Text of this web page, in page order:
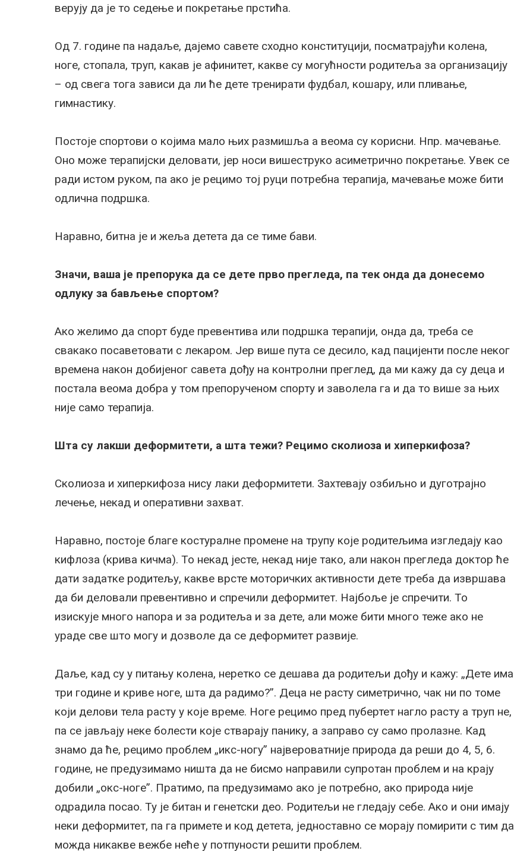
верују да је то седење и покретање прстића.
Од 7. године па надаље, дајемо савете сходно конституцији, посматрајући колена,
ноге, стопала, труп, какав је афинитет, какве су могућности родитеља за организацију
– од свега тога зависи да ли ће дете тренирати фудбал, кошару, или пливање,
гимнастику.
Постоје спортови о којима мало њих размишља а веома су корисни. Нпр. мачевање.
Оно може терапијски деловати, јер носи вишеструко асиметрично покретање. Увек се
ради истом руком, па ако је рецимо тој руци потребна терапија, мачевање може бити
одлична подршка.
Наравно, битна је и жеља детета да се тиме бави.
Значи, ваша је препорука да се дете прво прегледа, па тек онда да донесемо
одлуку за бављење спортом?
Ако желимо да спорт буде превентива или подршка терапији, онда да, треба се
свакако посаветовати с лекаром. Јер више пута се десило, кад пацијенти после неког
времена након добијеног савета дођу на контролни преглед, да ми кажу да су деца и
постала веома добра у том препорученом спорту и заволела га и да то више за њих
није само терапија.
Шта су лакши деформитети, а шта тежи? Рецимо сколиоза и хиперкифоза?
Сколиоза и хиперкифоза нису лаки деформитети. Захтевају озбиљно и дуготрајно
лечење, некад и оперативни захват.
Наравно, постоје благе костуралне промене на трупу које родитељима изгледају као
кифлоза (крива кичма). То некад јесте, некад није тако, али након прегледа доктор ће
дати задатке родитељу, какве врсте моторичких активности дете треба да извршава
да би деловали превентивно и спречили деформитет. Најбоље је спречити. То
изискује много напора и за родитеља и за дете, али може бити много теже ако не
ураде све што могу и дозволе да се деформитет развије.
Даље, кад су у питању колена, неретко се дешава да родитељи дођу и кажу: „Дете има
три године и криве ноге, шта да радимо?”. Деца не расту симетрично, чак ни по томе
који делови тела расту у које време. Ноге рецимо пред пубертет нагло расту а труп не,
па се јављају неке болести које стварају панику, а заправо су само пролазне. Кад
знамо да ће, рецимо проблем „икс-ногу” највероватније природа да реши до 4, 5, 6.
године, не предузимамо ништа да не бисмо направили супротан проблем и на крају
добили „окс-ноге”. Пратимо, па предузимамо ако је потребно, ако природа није
одрадила посао. Ту је битан и генетски део. Родитељи не гледају себе. Ако и они имају
неки деформитет, па га примете и код детета, једноставно се морају помирити с тим да
можда никакве вежбе неће у потпуности решити проблем.